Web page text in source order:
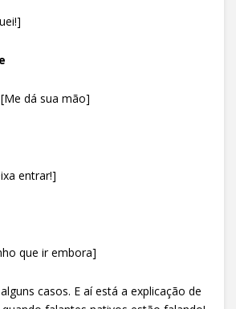
dá sua mão]
entrar!]
que ir embora]
casos. E aí está a explicação de